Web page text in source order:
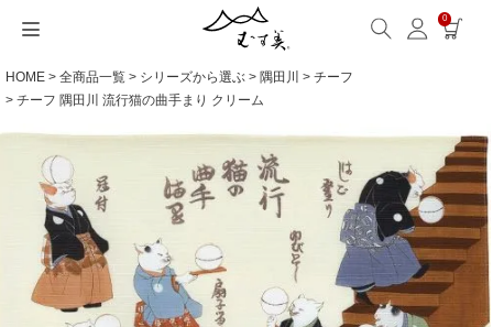
0
HOME 全商品一覧 シリーズから選ぶ 隅田川
チーフ
チーフ 隅田川 流行猫の曲手まり クリーム
サイズから選ぶ
サイズ一覧
Sサイズ(約45～50cm)
Mサイズ(約68～70cm)
Lサイズ(約90～120cm)
ギフトシーンから選ぶ
ギフトシーン一覧
内祝い
婚礼・引出物
卒入学・就職祝い
シーンから選ぶ
シーン一覧
毎日使うもの
お買い物
旅行
素材から選ぶ
撥水加工
綿(コットン)
ポリエステル
リネン
シリーズ名から選ぶ
全てのシリーズ
アクアドロップ(撥水)
ミナ ペルホネン
ひめむすび(Adeline Klam)
ふくさ（念珠）・はんかち・書籍
ふくさ・念珠入れ
はんかち・手ぬぐい
ふろしき書籍
名入れ・ラッピング
名入れ・記念品
無料ラッピング
紙箱・木箱
発送・お問い合わせ
送料・お支払い方法
海外発送の方（English）
よくあるご質問
お問い合わせ
包み方・お手入れ
洗濯・お手入れ
包み方・使い方
ワークショップ案内
ブログ・特集
読みもの(ブログ)
特集
キャンペーン情報
読みもの(ブログ)
読みもの一覧
一升餅におすすめ
ストール巻き方
洋服カバー
特集
特集一覧
ECOバッグ 100cm
ECOバッグ 70cm
OUTDOOR
むす美とは
About us
お取引をご希望の方